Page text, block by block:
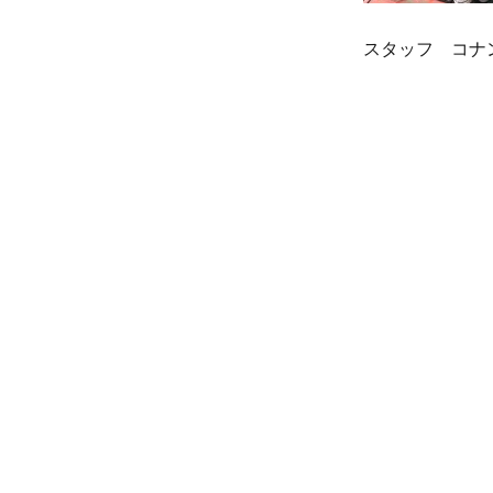
スタッフ コナ